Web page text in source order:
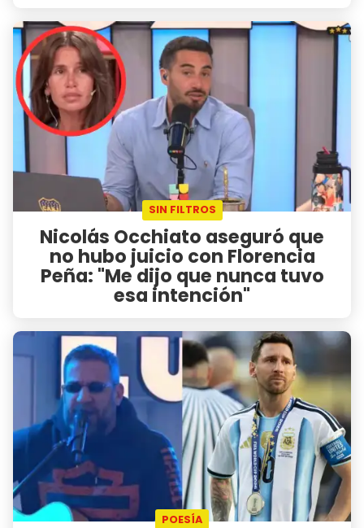
SIN FILTROS
Nicolás Occhiato aseguró que
no hubo juicio con Florencia
Peña: "Me dijo que nunca tuvo
esa intención"
POESÍA